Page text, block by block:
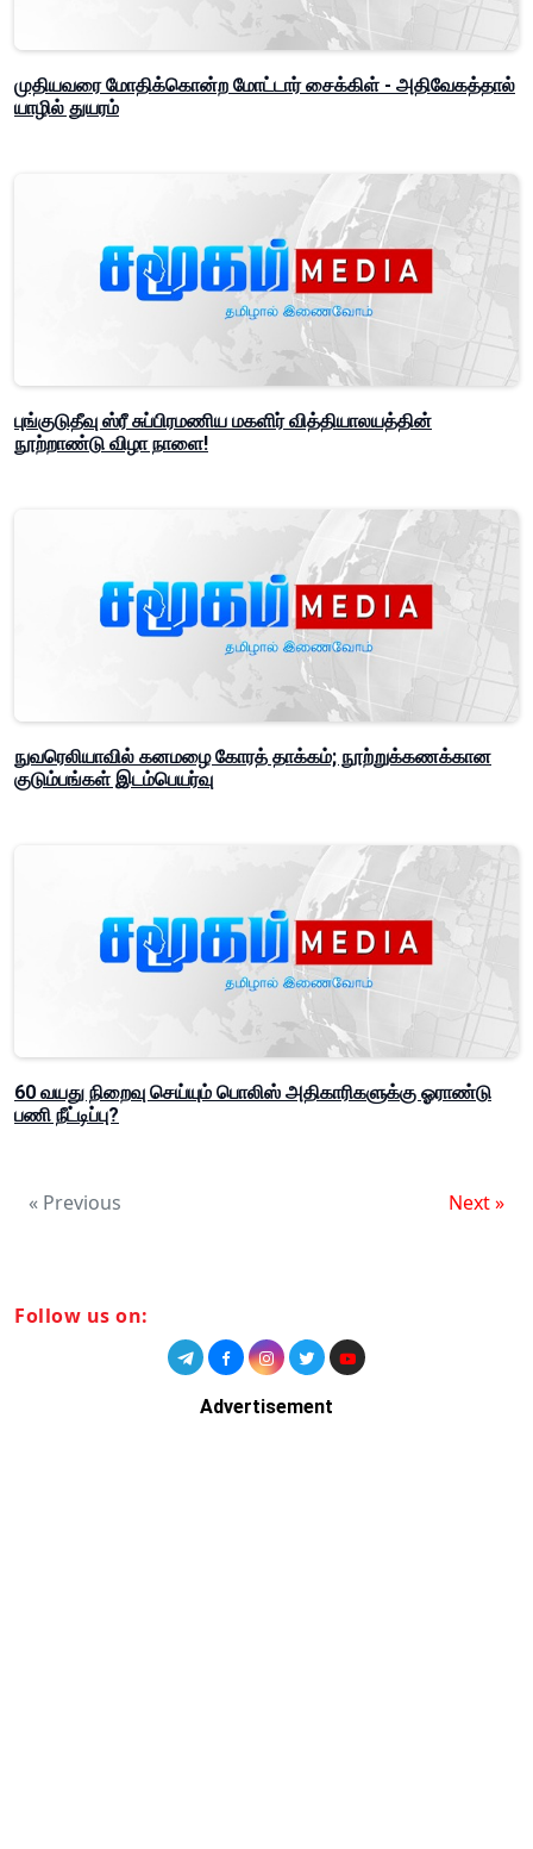
முதியவரை மோதிக்கொன்ற மோட்டார் சைக்கிள் - அதிவேகத்தால்
யாழில் துயரம்
புங்குடுதீவு ஸ்ரீ சுப்பிரமணிய மகளிர் வித்தியாலயத்தின்
நூற்றாண்டு விழா நாளை!
நுவரெலியாவில் கனமழை கோரத் தாக்கம்; நூற்றுக்கணக்கான
குடும்பங்கள் இடம்பெயர்வு
60 வயது நிறைவு செய்யும் பொலிஸ் அதிகாரிகளுக்கு ஓராண்டு
பணி நீட்டிப்பு?
« Previous Next »
Follow us on:
Advertisement